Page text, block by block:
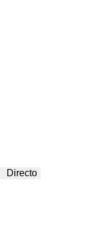
Directo